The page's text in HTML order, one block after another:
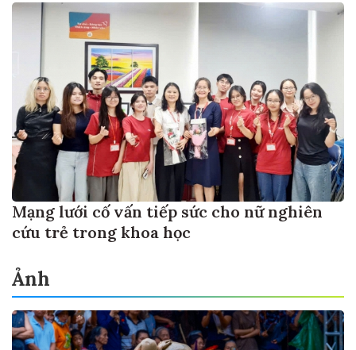
Mạng lưới cố vấn tiếp sức cho nữ nghiên
cứu trẻ trong khoa học
Ảnh